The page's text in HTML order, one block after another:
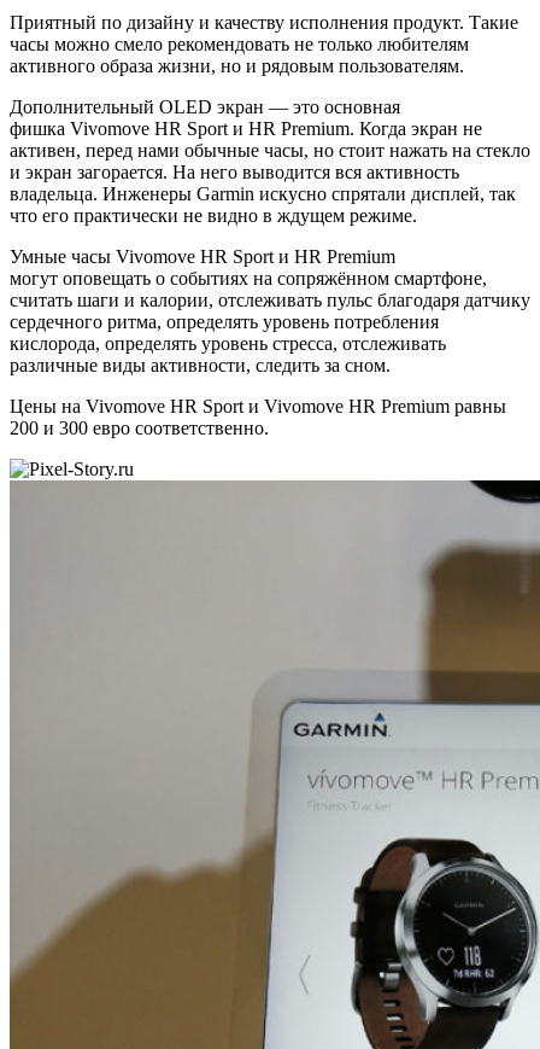
Приятный по дизайну и качеству исполнения продукт. Такие
часы можно смело рекомендовать не только любителям
активного образа жизни, но и рядовым пользователям.
Дополнительный OLED экран — это основная
фишка Vivomove HR Sport и HR Premium. Когда экран не
активен, перед нами обычные часы, но стоит нажать на стекло
и экран загорается. На него выводится вся активность
владельца. Инженеры Garmin искусно спрятали дисплей, так
что его практически не видно в ждущем режиме.
Умные часы Vivomove HR Sport и HR Premium
могут оповещать о событиях на сопряжённом смартфоне,
считать шаги и калории, отслеживать пульс благодаря датчику
сердечного ритма, определять уровень потребления
кислорода, определять уровень стресса, отслеживать
различные виды активности, следить за сном.
Цены на Vivomove HR Sport и Vivomove HR Premium равны
200 и 300 евро соответственно.